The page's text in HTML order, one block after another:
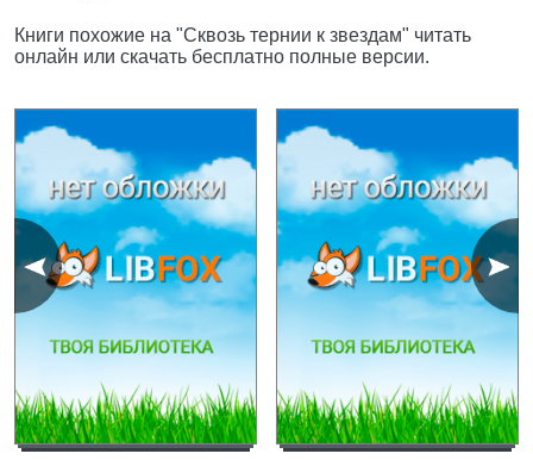
Книги похожие на "Сквозь тернии к звездам" читать
онлайн или скачать бесплатно полные версии.